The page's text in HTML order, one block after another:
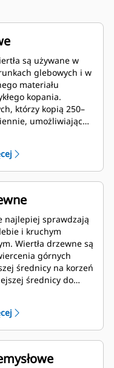
są używane w
glebowych i w
materiału
kopania.
którzy kopią 250–
umożliwiając
najlepiej sprawdzają
i kruchym
są
górnych
średnicy na korzeń
średnicy do